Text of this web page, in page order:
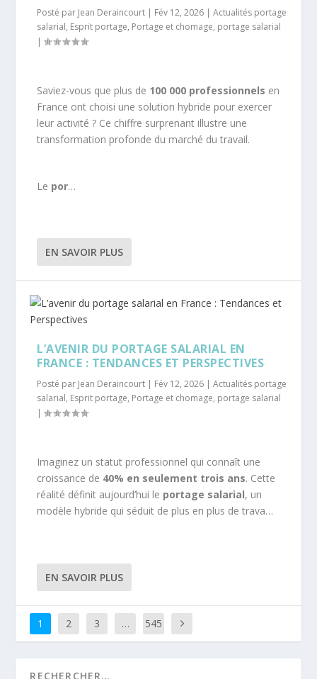
Posté par Jean Deraincourt | Fév 12, 2026 |Actualités portage
salarial, Esprit portage, Portage et chomage, portage salarial
|
Saviez-vous que plus de 100 000 professionnels en
France ont choisi une solution hybride pour exercer
leur activité ? Ce chiffre surprenant illustre une
transformation profonde du marché du travail.
Le por…
EN SAVOIR PLUS
L’AVENIR DU PORTAGE SALARIAL EN
FRANCE : TENDANCES ET PERSPECTIVES
Posté par Jean Deraincourt | Fév 12, 2026 |Actualités portage
salarial, Esprit portage, Portage et chomage, portage salarial
|
Imaginez un statut professionnel qui connaît une
croissance de 40% en seulement trois ans. Cette
réalité définit aujourd’hui le portage salarial, un
modèle hybride qui séduit de plus en plus de trava…
EN SAVOIR PLUS
1 2 3 … 545